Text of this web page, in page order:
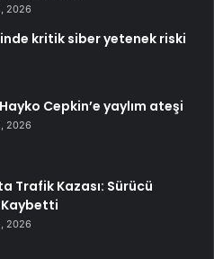
2026
kritik siber yetenek riski
Cepkin’e yaylım ateşi
2026
Trafik Kazası: Sürücü
Kaybetti
2026